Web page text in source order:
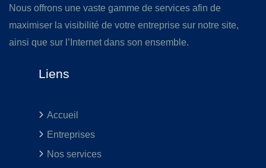
Nous offrons une vaste gamme de services afin de
maximiser la visibilité de votre entreprise sur notre site,
ainsi que sur l’Internet dans son ensemble.
Liens
Accueil
Entreprises
Nos services